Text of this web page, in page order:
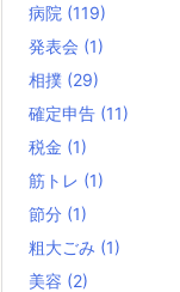
病院 (119)
発表会 (1)
相撲 (29)
確定申告 (11)
税金 (1)
筋トレ (1)
節分 (1)
粗大ごみ (1)
美容 (2)